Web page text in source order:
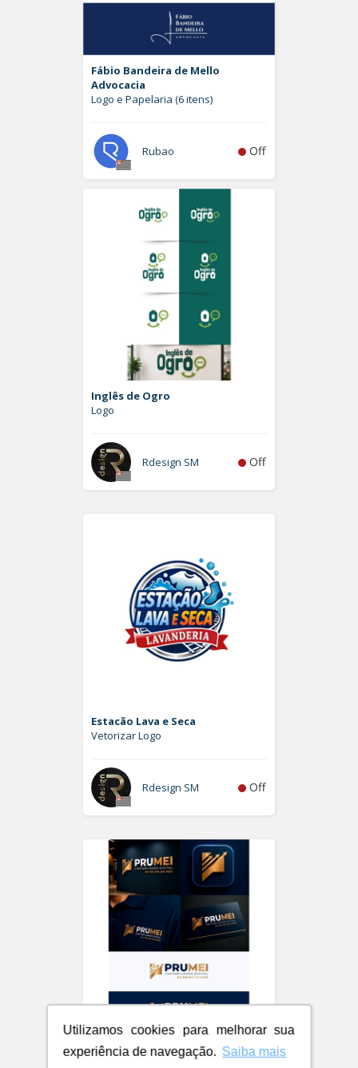
Utilizamos cookies para melhorar sua
experiência de navegação. Saiba mais
Fábio Bandeira de Mello
Advocacia
Logo e Papelaria (6 itens)
Rubao Off
Inglês de Ogro
Logo
Rdesign SM Off
Estacão Lava e Seca
Vetorizar Logo
Rdesign SM Off
PRUMEI - Contabilidade Digital
Logo